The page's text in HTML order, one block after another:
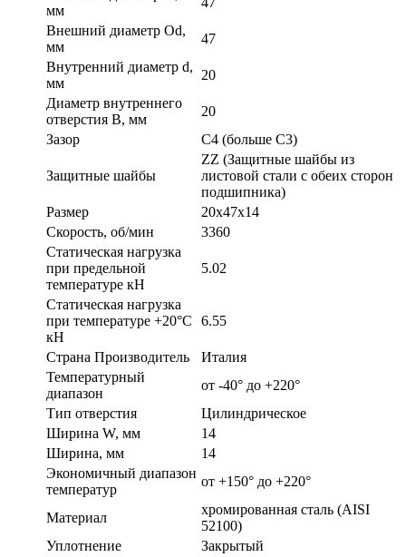
мм
Внешний диаметр Od,
мм
47
Внутренний диаметр d,
мм
20
Диаметр внутреннего
отверстия B, мм
20
Зазор
C4 (больше С3)
Защитные шайбы
ZZ (Защитные шайбы из
листовой стали с обеих сторон
подшипника)
Размер
20x47x14
Скорость, об/мин
3360
Статическая нагрузка
при предельной
температуре кН
5.02
Статическая нагрузка
при температуре +20°С
кН
6.55
Страна Производитель
Италия
Температурный
диапазон
от -40° до +220°
Тип отверстия
Цилиндрическое
Ширина W, мм
14
Ширина, мм
14
Экономичный диапазон
температур
от +150° до +220°
Материал
хромированная сталь (AISI
52100)
Уплотнение
Закрытый